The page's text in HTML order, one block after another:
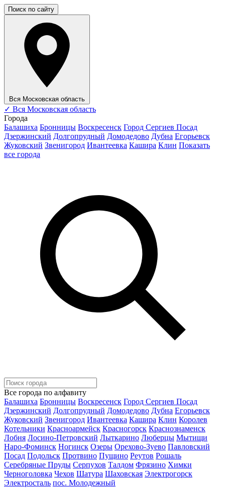
Поиск по сайту
Вся Московская область
✓ Вся Московская область
Города
Балашиха Бронницы Воскресенск Город Сергиев Посад
Дзержинский Долгопрудный Домодедово Дубна Егорьевск
Жуковский Звенигород Ивантеевка Кашира Клин Показать
все города
Все города по алфавиту
Балашиха Бронницы Воскресенск Город Сергиев Посад
Дзержинский Долгопрудный Домодедово Дубна Егорьевск
Жуковский Звенигород Ивантеевка Кашира Клин Королев
Котельники Красноармейск Красногорск Краснознаменск
Лобня Лосино-Петровский Лыткарино Люберцы Мытищи
Наро-Фоминск Ногинск Озеры Орехово-Зуево Павловский
Посад Подольск Протвино Пущино Реутов Рошаль
Серебряные Пруды Серпухов Талдом Фрязино Химки
Черноголовка Чехов Шатура Шаховская Электрогорск
Электросталь пос. Молодежный